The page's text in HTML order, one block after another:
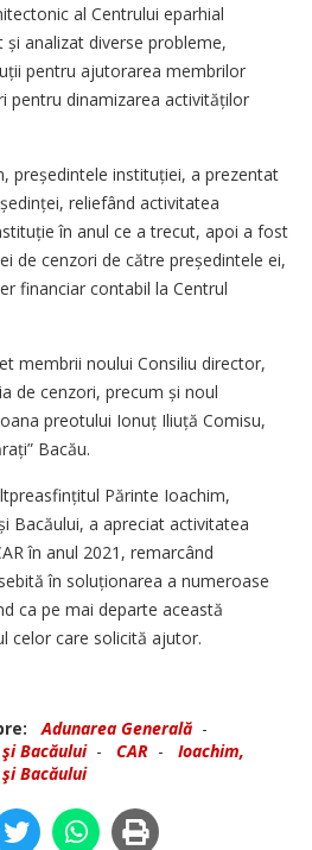
al Centrului eparhial
analizat diverse probleme,
pentru ajutorarea membrilor
pentru dinamizarea activităților
președintele instituției, a prezentat
reliefând activitatea
în anul ce a trecut, apoi a fost
de cenzori de către președintele ei,
financiar contabil la Centrul
membrii noului Consiliu director,
de cenzori, precum și noul
preotului Ionuț Iliuță Comisu,
Bacău.
Părinte Ioachim,
Bacăului, a apreciat activitatea
în anul 2021, remarcând
în soluționarea a numeroase
ca pe mai departe această
celor care solicită ajutor.
Adunarea Generală -
Bacăului- CAR - Ioachim,
Bacăului